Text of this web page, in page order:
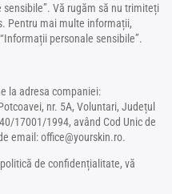
Vă rugăm să nu trimiteți
Pentru mai multe informații,
personale sensibile”.
la adresa companiei:
nr. 5A, Voluntari, Județul
17001/1994, având Cod Unic de
email: office@yourskin.ro.
de confidențialitate, vă